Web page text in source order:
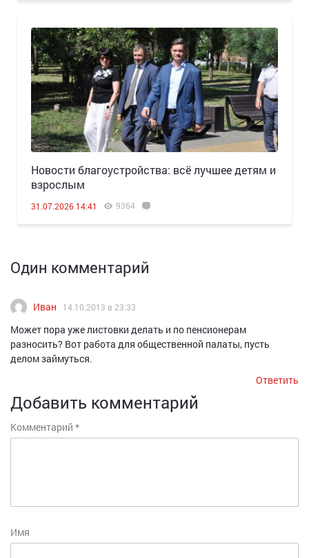
Новости благоустройства: всё лучшее детям и
взрослым
31.07.2026 14:41 9364
Один комментарий
Иван 14.10.2013 в 23:33
Может пора уже листовки делать и по пенсионерам
разносить? Вот работа для общественной палаты, пусть
делом займуться.
Ответить
Добавить комментарий
Комментарий *
Имя